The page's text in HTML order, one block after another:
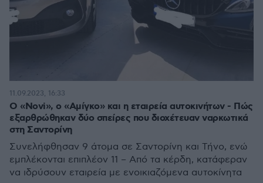
Ο «Νοvi», ο «Αμίγκο» και η εταιρεία αυτοκινήτων - Πώς
εξαρθρώθηκαν δύο σπείρες που διοχέτευαν ναρκωτικά
στη Σαντορίνη
Συνελήφθησαν 9 άτομα σε Σαντορίνη και Τήνο, ενώ
εμπλέκονται επιπλέον 11 – Από τα κέρδη, κατάφεραν
να ιδρύσουν εταιρεία με ενοικιαζόμενα αυτοκίνητα
11.09.2023, 16:33